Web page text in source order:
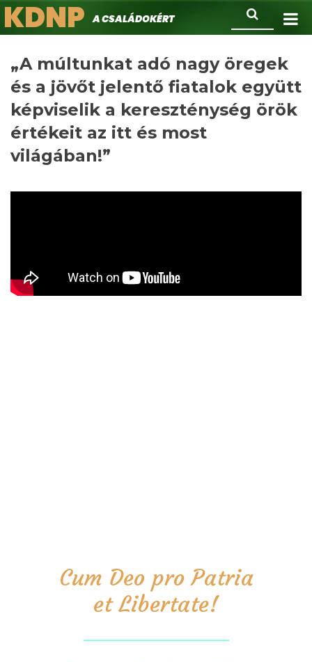
Ugrás
a
Keresés
KDNPA családokért.
„A múltunkat adó nagy öregek
és a jövőt jelentő fiatalok együtt
képviselik a kereszténység örök
értékeit az itt és most
világában!”
Cum Deo pro Patria
et Libertate!